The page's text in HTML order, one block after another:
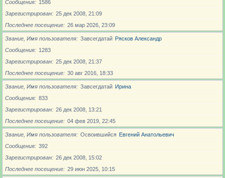
Сообщения
1586
Зарегистрирован
25 дек 2008, 21:09
Последнее посещение
26 мар 2026, 23:09
Звание, Имя пользователя Завсегдатай Рясков Александр
Сообщения
1283
Зарегистрирован
25 дек 2008, 21:37
Последнее посещение
30 авг 2016, 18:33
Звание, Имя пользователя Завсегдатай Ирина
Сообщения
833
Зарегистрирован
26 дек 2008, 13:21
Последнее посещение
04 фев 2019, 22:45
Звание, Имя пользователя Освоившийся Евгений Анатольевич
Сообщения
392
Зарегистрирован
26 дек 2008, 15:02
Последнее посещение
29 июн 2025, 10:15